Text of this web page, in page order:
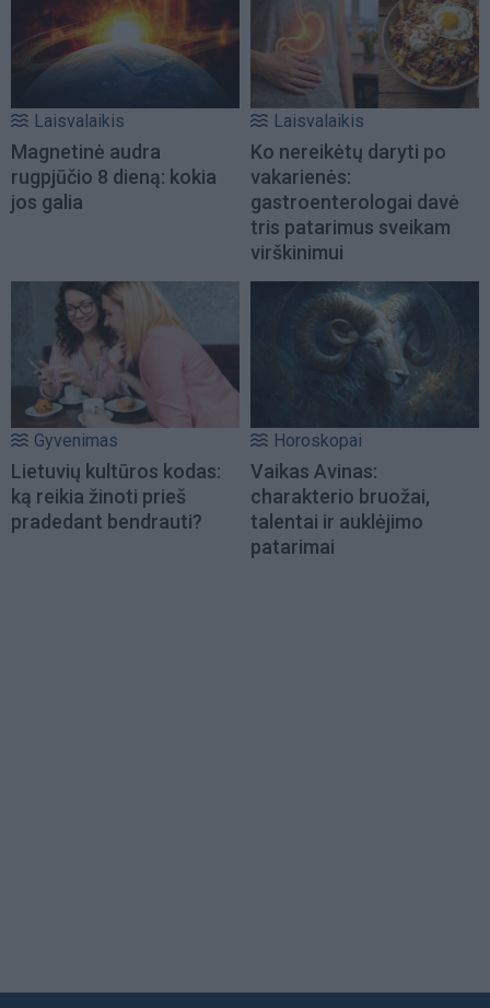
Laisvalaikis
Magnetinė audra
rugpjūčio 8 dieną: kokia
jos galia
Laisvalaikis
Ko nereikėtų daryti po
vakarienės:
gastroenterologai davė
tris patarimus sveikam
virškinimui
Gyvenimas
Lietuvių kultūros kodas:
ką reikia žinoti prieš
pradedant bendrauti?
Horoskopai
Vaikas Avinas:
charakterio bruožai,
talentai ir auklėjimo
patarimai